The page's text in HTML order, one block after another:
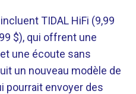
TIDAL HiFi (9,99
$), qui offrent une
une écoute sans
un nouveau modèle de
pourrait envoyer des